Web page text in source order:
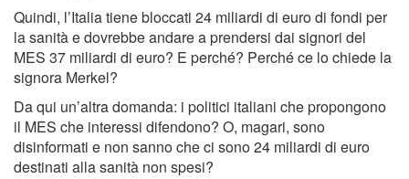
Quindi, l’Italia tiene bloccati 24 miliardi di euro di fondi per
la sanità e dovrebbe andare a prendersi dai signori del
MES 37 miliardi di euro? E perché? Perché ce lo chiede la
signora Merkel?
Da qui un’altra domanda: i politici italiani che propongono
il MES che interessi difendono? O, magari, sono
disinformati e non sanno che ci sono 24 miliardi di euro
destinati alla sanità non spesi?